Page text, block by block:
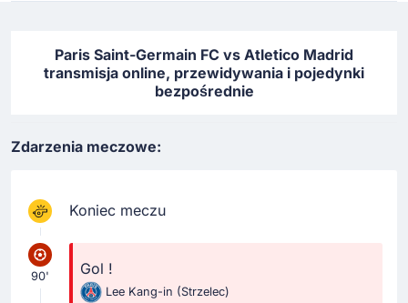
Paris Saint-Germain FC vs Atletico Madrid
transmisja online, przewidywania i pojedynki
bezpośrednie
Zdarzenia meczowe:
Koniec meczu
90' Gol !
Lee Kang-in (Strzelec)